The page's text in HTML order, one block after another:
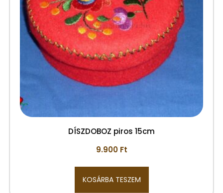
DÍSZDOBOZ piros 15cm
9.900 Ft
KOSÁRBA TESZEM